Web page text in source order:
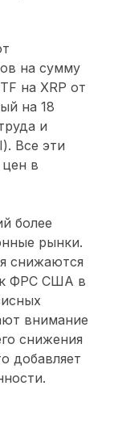
на сумму
на XRP от
на 18
и
Все эти
цен в
более
рынки.
снижаются
ФРС США в
внимание
снижения
добавляет